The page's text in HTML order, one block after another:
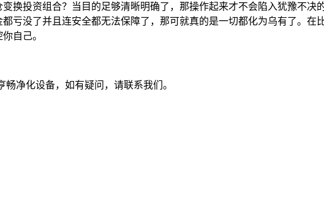
换投资组合？当目的足够清晰明确了，那操作起来才不会陷入犹豫不决
亏没了并且连安全都无法保障了，那可就真的是一切都化为乌有了。
自己。
畅净化设备，如有疑问，请联系我们。